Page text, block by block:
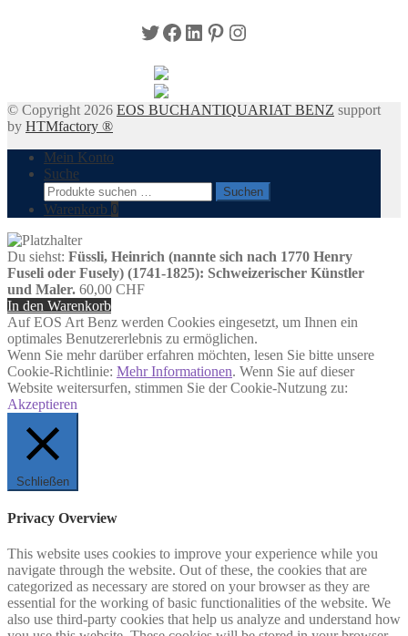
Twitter
Facebook
LinkedIn
Pinterest
Instagram
© Copyright 2026 EOS BUCHANTIQUARIAT BENZ support
by HTMfactory ®
Mein Konto
Suche
Suchen
nach:
Suchen
Warenkorb 0
Du siehst: Füssli, Heinrich (nannte sich nach 1770 Henry
Fuseli oder Fusely) (1741-1825): Schweizerischer Künstler
und Maler. 60,00 CHF
In den Warenkorb
Auf EOS Art Benz werden Cookies eingesetzt, um Ihnen ein
optimales Benutzererlebnis zu ermöglichen.
Wenn Sie mehr darüber erfahren möchten, lesen Sie bitte unsere
Cookie-Richtlinie: Mehr Informationen. Wenn Sie auf dieser
Website weitersurfen, stimmen Sie der Cookie-Nutzung zu:
Akzeptieren
Schließen
Privacy Overview
This website uses cookies to improve your experience while you
navigate through the website. Out of these, the cookies that are
categorized as necessary are stored on your browser as they are
essential for the working of basic functionalities of the website. We
also use third-party cookies that help us analyze and understand how